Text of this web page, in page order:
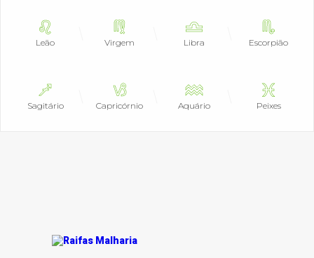
Leão Virgem Libra Escorpião
Sagitário Capricórnio Aquário Peixes